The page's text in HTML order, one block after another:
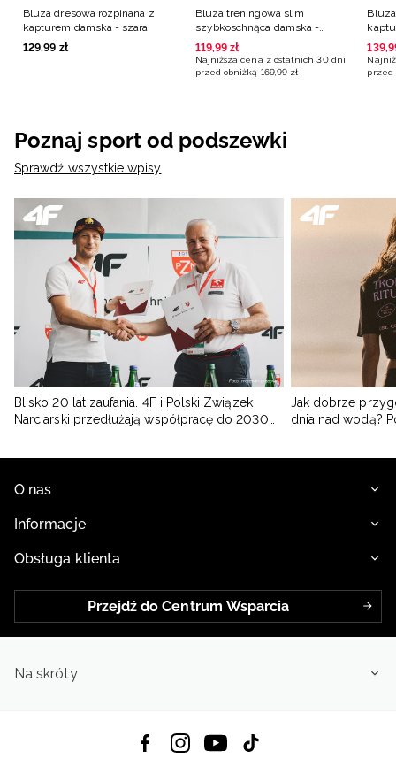
Bluza dresowa rozpinana z
kapturem damska - szara
129,99 zł
Bluza treningowa slim
szybkoschnąca damska -
czarna
119,99 zł
Najniższa cena z ostatnich 30 dni
przed obniżką 169,99 zł
139,
przed
Poznaj sport od podszewki
Sprawdź wszystkie wpisy
Blisko 20 lat zaufania. 4F i Polski Związek
Narciarski przedłużają współpracę do 2030
Jak dobrze
dnia nad wodą?
O nas
Informacje
Obsługa klienta
Przejdź do Centrum Wsparcia
Na skróty